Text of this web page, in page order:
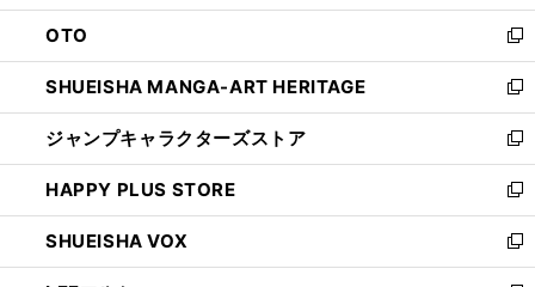
ウ
で
開
く
ン
ド
ウ
で
開
く
OTO
新
し
い
ウ
ィ
ン
ド
ウ
で
開
SHUEISHA MANGA-ART HERITAGE
新
し
い
ウ
ィ
ン
ド
ウ
ジャンプキャラクターズストア
新
し
い
ウ
ィ
ン
HAPPY PLUS STORE
新
し
い
ウ
SHUEISHA VOX
新
し